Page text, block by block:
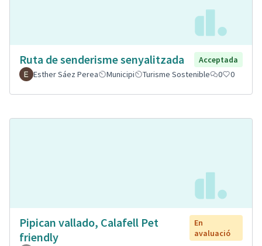
Ruta de senderisme senyalitzada
Acceptada
Esther Sáez Perea
Municipi Turisme Sostenible 0 0
Pipican vallado, Calafell Pet
friendly
En
avaluació